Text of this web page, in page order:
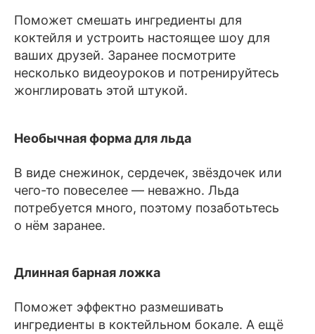
Поможет смешать ингредиенты для
коктейля и устроить настоящее шоу для
ваших друзей. Заранее посмотрите
несколько видеоуроков и потренируйтесь
жонглировать этой штукой.
Необычная форма для льда
В виде снежинок, сердечек, звёздочек или
чего-то повеселее — неважно. Льда
потребуется много, поэтому позаботьтесь
о нём заранее.
Длинная барная ложка
Поможет эффектно размешивать
ингредиенты в коктейльном бокале. А ещё